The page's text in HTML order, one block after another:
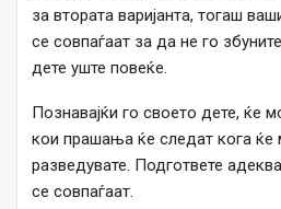
за втората варијанта, тогаш
се совпаѓаат за да не го
дете уште повеќе.
Познавајќи го своето дете, ќе
кои прашања ќе следат кога ќе
разведувате. Подгответе
се совпаѓаат.